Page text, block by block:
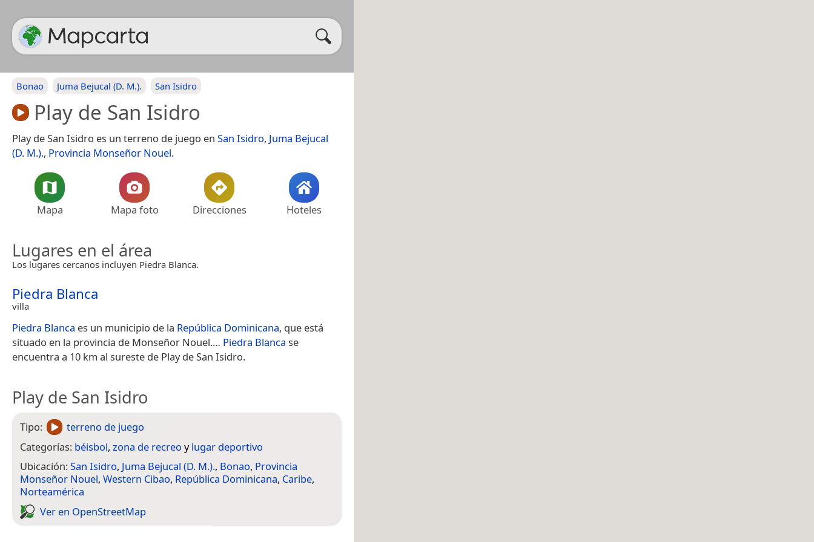
Bonao Juma Bejucal (D. M.). San Isidro
Play de San Isidro
Play de San Isidro es un terreno de juego en San Isidro, Juma Bejucal
(D. M.)., Provincia Monseñor Nouel.
Mapa Mapa foto Direcciones Hoteles
Lugares en el área
Los lugares cercanos incluyen Piedra Blanca.
Piedra Blanca
villa
Piedra Blanca es un municipio de la República Dominicana, que está
situado en la provincia de Monseñor Nouel.​… Piedra Blanca se
encuentra a 10 km al sureste de Play de San Isidro.
Play de San Isidro
Tipo:
terreno de juego
Categorías: béisbol, zona de recreo ylugar deportivo
Ubicación:San Isidro, Juma Bejucal (D. M.)., Bonao, Provincia
Monseñor Nouel, Western Cibao, República Dominicana, Caribe,
Norteamérica
Ver en Open­Street­Map